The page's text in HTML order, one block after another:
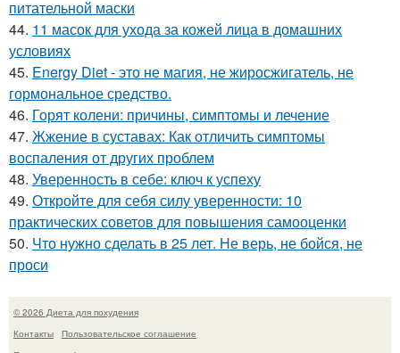
питательной маски
44. 11 масок для ухода за кожей лица в домашних
условиях
45. Energy Diet - это не магия, не жиросжигатель, не
гормональное средство.
46. Горят колени: причины, симптомы и лечение
47. Жжение в суставах: Как отличить симптомы
воспаления от других проблем
48. Уверенность в себе: ключ к успеху
49. Откройте для себя силу уверенности: 10
практических советов для повышения самооценки
50. Что нужно сделать в 25 лет. Не верь, не бойся, не
проси
© 2026 Диета для похудения
Контакты
Пользовательское соглашение